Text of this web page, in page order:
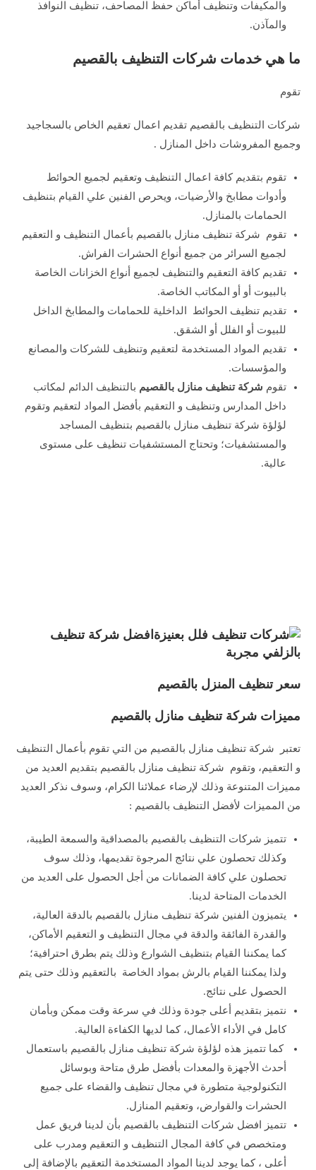
والمكيفات وتنظيف أماكن حفظ المصاحف، تنظيف النوافذ
والمآذن.
ما هي خدمات شركات التنظيف بالقصيم
تقوم
شركات التنظيف بالقصيم تقديم اعمال تعقيم الخاص بالسجاجيد
وجميع المفروشات داخل المنازل .
تقوم بتقديم كافة اعمال التنظيف وتعقيم لجميع الحوائط
وأدوات مطابخ والأرضيات، ويحرص الفنين علي القيام بتنظيف
الحمامات بالمنازل.
تقوم شركة تنظيف منازل بالقصيم بأعمال التنظيف و التعقيم
لجميع السرائر من جميع أنواع الحشرات الفراش.
تقديم كافة التعقيم والتنظيف لجميع أنواع الخزانات الخاصة
بالبيوت أو أو المكاتب الخاصة.
تقديم تنظيف الحوائط الداخلية للحمامات والمطابخ الداخل
للبيوت أو الفلل أو الشقق.
تقديم المواد المستخدمة لتعقيم وتنظيف للشركات والمصانع
والمؤسسات.
تقوم شركة تنظيف منازل بالقصيم بالتنظيف الدائم لمكاتب
داخل المدارس وتنظيف و التعقيم بأفضل المواد لتعقيم وتقوم
لؤلؤة شركة تنظيف منازل بالقصيم بتنظيف المساجد
والمستشفيات؛ وتحتاج المستشفيات تنظيف على مستوى
عالية.
سعر تنظيف المنزل بالقصيم
مميزاتشركة تنظيف منازل بالقصيم
تعتبر شركة تنظيف منازل بالقصيم من التي تقوم بأعمال التنظيف
و التعقيم، وتقوم شركة تنظيف منازل بالقصيم بتقديم العديد من
مميزات المتنوعة وذلك لإرضاء عملائنا الكرام، وسوف نذكر العديد
من المميزات لأفضل التنظيف بالقصيم :
تتميز شركات التنظيف بالقصيم بالمصداقية والسمعة الطيبة،
وكذلك تحصلون علي نتائج المرجوة تقديمها، وذلك سوف
تحصلون علي كافة الضمانات من أجل الحصول على العديد من
الخدمات المتاحة لدينا.
يتميزون الفنين شركة تنظيف منازل بالقصيم بالدقة العالية،
والقدرة الفائقة والدقة في مجال التنظيف و التعقيم الأماكن،
كما يمكننا القيام بتنظيف الشوارع وذلك يتم بطرق احترافية؛
ولذا يمكننا القيام بالرش بمواد الخاصة بالتعقيم وذلك حتى يتم
الحصول على نتائج.
نتميز بتقديم أعلى جودة وذلك في سرعة وقت ممكن وبأمان
كامل في الأداء الأعمال، كما لديها الكفاءة العالية.
كما تتميز هذه لؤلؤة شركة تنظيف منازل بالقصيم باستعمال
أحدث الأجهزة والمعدات بأفضل طرق متاحة وبوسائل
التكنولوجية متطورة في مجال تنظيف والقضاء على جميع
الحشرات والقوارض، وتعقيم المنازل.
تتميز افضل شركات التنظيف بالقصيم بأن لدينا فريق عمل
ومتخصص في كافة المجال التنظيف و التعقيم ومدرب على
أعلى ، كما يوجد لدينا المواد المستخدمة التعقيم بالإضافة إلى